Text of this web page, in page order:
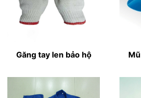
Găng tay len bảo hộ